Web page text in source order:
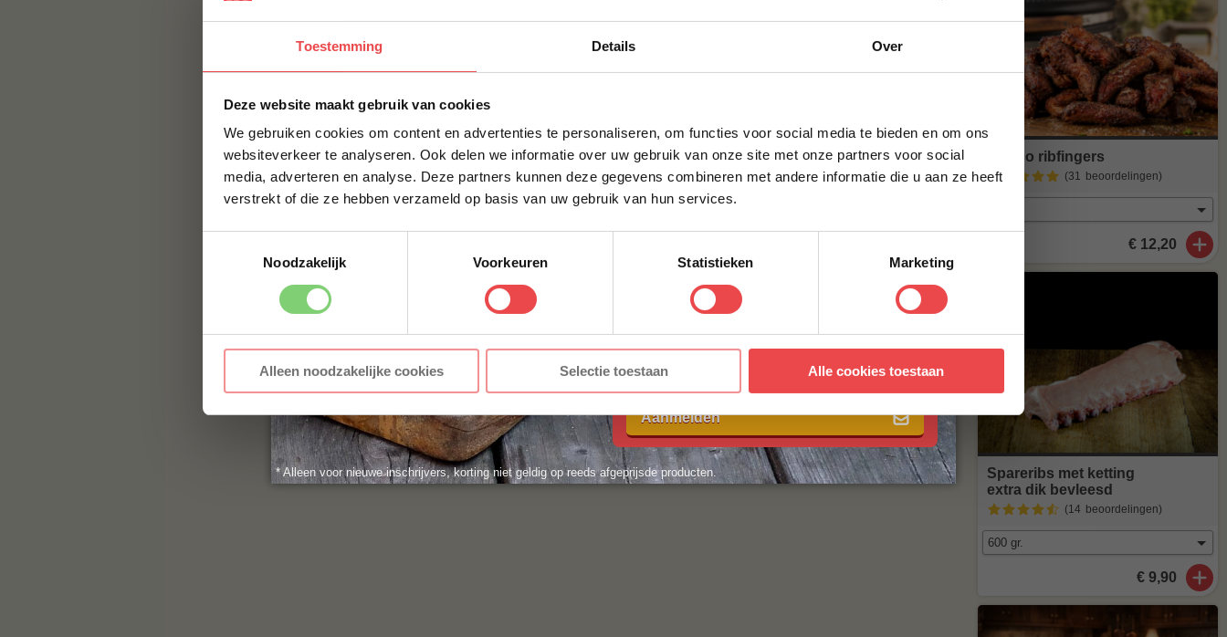
Toestemming Details Over
Deze website maakt gebruik van cookies
We gebruiken cookies om content en advertenties te personaliseren, om functies voor social media te bieden en om ons
websiteverkeer te analyseren. Ook delen we informatie over uw gebruik van onze site met onze partners voor social
media, adverteren en analyse. Deze partners kunnen deze gegevens combineren met andere informatie die u aan ze heeft
verstrekt of die ze hebben verzameld op basis van uw gebruik van hun services.
Noodzakelijk
Voorkeuren Statistieken Marketing
Alleen noodzakelijke cookies Selectie toestaan Alle cookies toestaan
naar:info@bbquality.nl. We helpen je graag!
Iberico ribfingers
(31 beoordelingen)
€ 12,20
Spareribs met ketting
extra dik bevleesd
(14 beoordelingen)
€ 9,90
10% korting op je
eerste bestelling*
VOORNAAM*
E-MAILADRES*
voorwaarden.
Aanmelden
* Alleen voor nieuwe inschrijvers, korting niet geldig op reeds afgeprijsde producten.